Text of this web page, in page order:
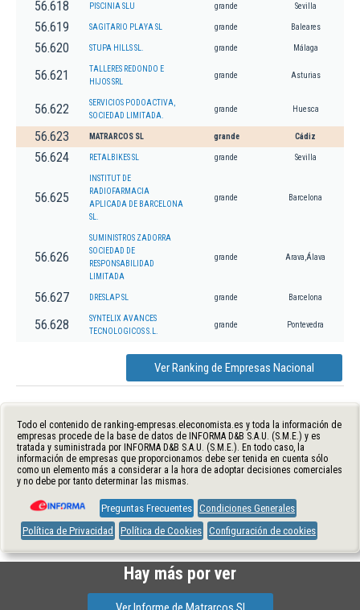
56.618 PISCINIA SLU grande Sevilla
56.619 SAGITARIO PLAYA SL grande Baleares
56.620 STUPA HILLS SL. grande Málaga
56.621
TALLERES REDONDO E
HIJOS SRL
grande Asturias
56.622
SERVICIOS PODOACTIVA,
SOCIEDAD LIMITADA.
grande Huesca
56.623 MATRARCOS SL grande Cádiz
56.624 RETALBIKES SL grande Sevilla
56.625
INSTITUT DE
RADIOFARMACIA
APLICADA DE BARCELONA
SL.
grande Barcelona
56.626
SUMINISTROS ZADORRA
SOCIEDAD DE
RESPONSABILIDAD
LIMITADA
grande Arava,Álava
56.627 DRESLAP SL grande Barcelona
56.628
SYNTELIX AVANCES
TECNOLOGICOS S.L.
grande Pontevedra
Ver Ranking de Empresas Nacional
Todo el contenido de ranking-empresas.eleconomista.es y toda la información de
empresas procede de la base de datos de INFORMA D&B S.A.U. (S.M.E.) y es
tratada y suministrada por INFORMA D&B S.A.U. (S.M.E.). En todo caso, la
información de empresas que proporcionamos debe ser tenida en cuenta sólo
como un elemento más a considerar a la hora de adoptar decisiones comerciales
y no debe por tanto determinar las mismas.
Preguntas Frecuentes Condiciones Generales
Política de Privacidad
Política de Cookies Configuración de cookies
Hay más por ver